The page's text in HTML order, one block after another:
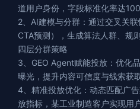
道用户身份，字段标准化率达
2、AI建模与分群：通过交叉关
CTA预测），生成算法人群、规
四层分群策略
3、GEO Agent赋能投放：优化
曝光，提升内容可信度与线索获
4、精准投放优化：动态匹配广
放指标，某工业制造客户实现用